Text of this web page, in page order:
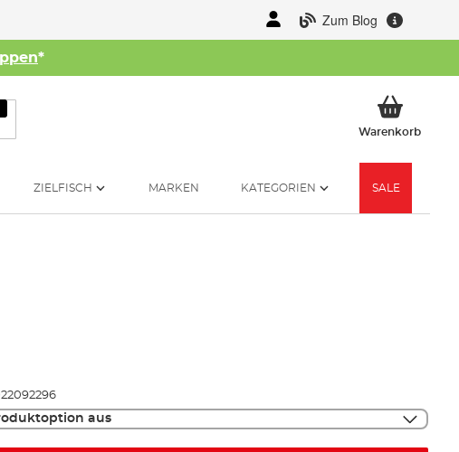
Zum Blog
*
Suche
WarenkorbMein
ZIELFISCH MARKEN KATEGORIEN SALE
aus